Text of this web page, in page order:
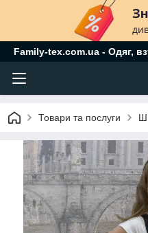
Family-tex.com.ua - Одяг,
Товари та послуги